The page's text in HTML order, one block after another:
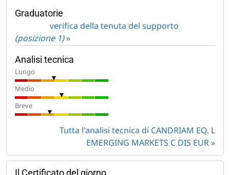
Graduatorie
verifica della tenuta del supporto
(posizione 1)»
Analisi tecnica
Lungo
Medio
Breve
Tutta l'analisi tecnica di CANDRIAM EQ. L
EMERGING MARKETS C DIS EUR
Il Certificato del giorno